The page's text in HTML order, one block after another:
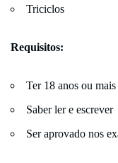
Triciclos
Requisitos:
Ter 18 anos ou mais
Saber ler e escrever
Ser aprovado nos